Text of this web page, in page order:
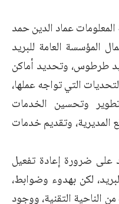
عماد الدين حمد
المؤسسة العامة للبريد
طرطوس، وتحديد أماكن
التي تواجه عملها،
وتحسين الخدمات
المديرية، وتقديم خدمات
ضرورة إعادة تفعيل
لكن بهدوء وضوابط،
الناحية التقنية، ووجود